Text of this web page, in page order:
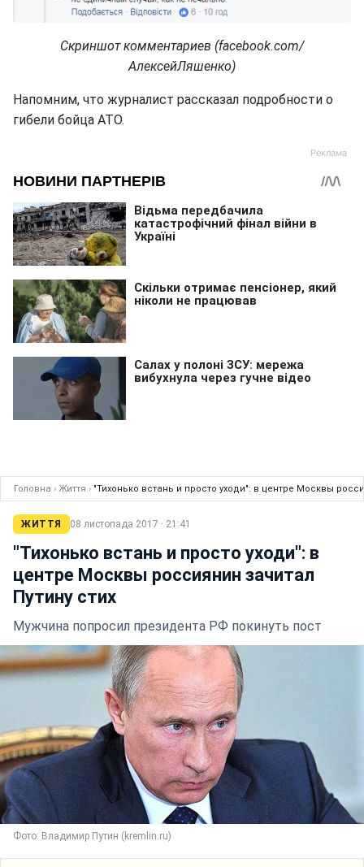
Скриншот комментариев (facebook.com/
АлексейЛяшенко)
Напомним, что журналист рассказал подробности о
гибели бойца АТО.
Головна › Життя › "Тихонько встань и просто уходи": в центре Москвы
ЖИТТЯ 08 листопада 2017 · 21:41
"Тихонько встань и просто уходи": в
центре Москвы россиянин зачитал
Путину стих
Мужчина попросил президента РФ покинуть пост
Фото: Владимир Путин (kremlin.ru)